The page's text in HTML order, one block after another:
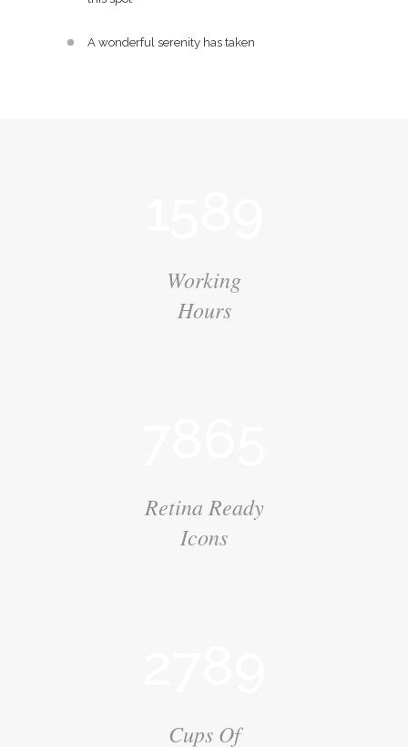
A wonderful serenity has taken
Working
Hours
Retina Ready
Icons
Cups Of